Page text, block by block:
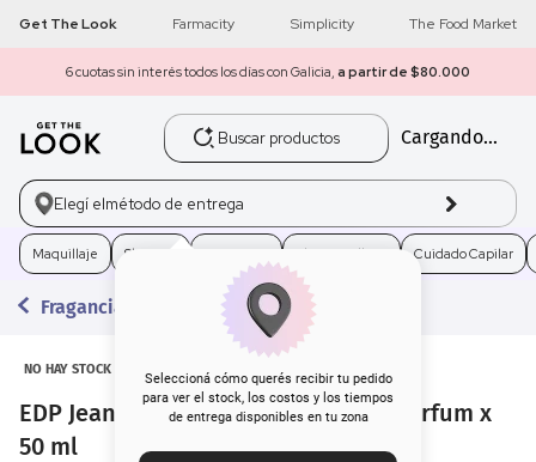
Get The Look Farmacity Simplicity The Food Market
6 cuotas sin interés todos los días con Galicia, a partir de $80.000
Buscar productos
Cargando...
Elegí elmétodo de entrega
Seleccioná cómo querés recibir tu pedido
para ver el stock, los costos y los tiempos
de entrega disponibles en tu zona
Maquillaje Skincare Electro Belleza Cuidado Capilar
Fragancias
NO HAY STOCK
EDP Jean Paul Gaultier La Belle Le Parfum x
50 ml
1 get the look
2 máscara pestañas
loreal
4. brochas
5. corrector
6. rubor